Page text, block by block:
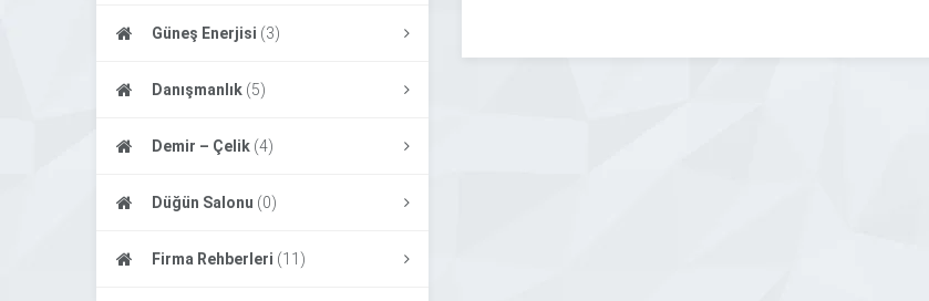
Güneş Enerjisi (3)
Danışmanlık (5)
Demir – Çelik (4)
Düğün Salonu (0)
Firma Rehberleri (11)
çamaşır-kurutma makinesi dolapları